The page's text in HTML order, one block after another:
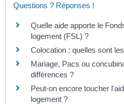
Questions ? Réponses !
Quelle aide apporte le
logement (FSL) ?
Colocation : quelles sont
Mariage, Pacs ou
différences ?
Peut-on encore toucher
logement ?